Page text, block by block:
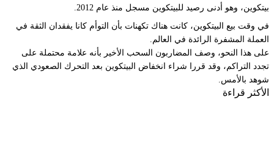
بيتكوين، وهو أدنى رصيد للبيتكوين مسجل منذ عام 2012.
في وقت بيع البيتكوين، كانت هناك تكهنات بأن التوأم كانا يفقدان الثقة في
العملة المشفرة الرائدة في العالم.
على هذا النحو، وصف المضاربون السحب الأخير بأنه علامة محتملة على
تجدد التراكم، وقد قررا شراء انخفاض البيتكوين بعد التحرك الصعودي الذي
شوهد بالأمس.
الأكثر قراءة